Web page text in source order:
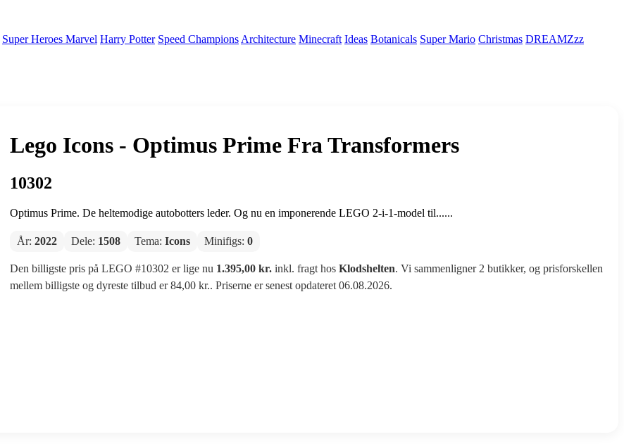
Super Heroes Marvel Harry Potter Speed Champions Architecture Minecraft Ideas Botanicals Super Mario Christmas DREAMZzz
Lego Icons - Optimus Prime Fra Transformers
10302
Optimus Prime. De heltemodige autobotters leder. Og nu en imponerende LEGO 2-i-1-model til......
År: 2022 Dele: 1508 Tema: Icons Minifigs: 0
Den billigste pris på LEGO #10302 er lige nu 1.395,00 kr.inkl. fragt hos Klodshelten. Vi sammenligner 2 butikker, og prisforskellen
mellem billigste og dyreste tilbud er 84,00 kr.. Priserne er senest opdateret 06.08.2026.